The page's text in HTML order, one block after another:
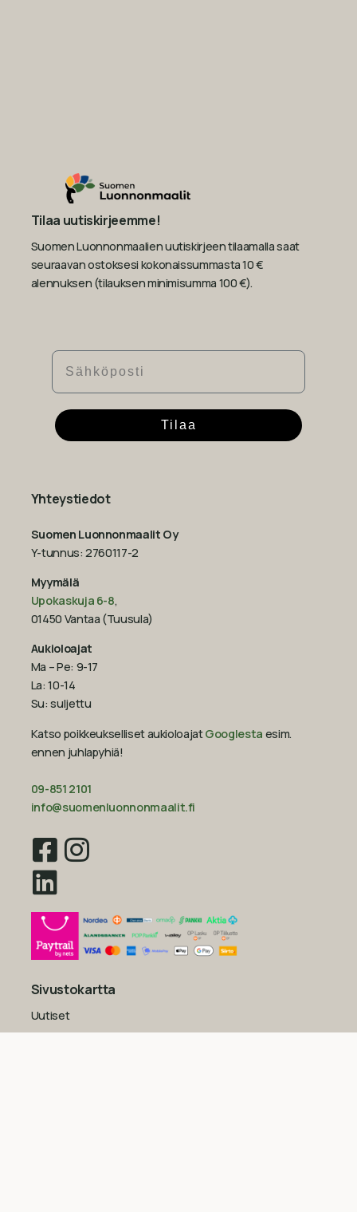
Tilaa uutiskirjeemme!
Suomen Luonnonmaalien uutiskirjeen tilaamalla saat
seuraavan ostoksesi kokonaissummasta 10 €
alennuksen (tilauksen minimisumma 100 €).
Sähköposti
Tilaa
Yhteystiedot
Suomen Luonnonmaalit Oy
Y-tunnus: 2760117-2
Myymälä
Upokaskuja 6-8,
01450 Vantaa (Tuusula)
Aukioloajat
Ma – Pe: 9-17
La: 10-14
Su: suljettu
Katso poikkeukselliset aukioloajatGooglesta esim.
ennen juhlapyhiä!‍
09-851 2101
info@suomenluonnonmaalit.fi
Sivustokartta
Uutiset